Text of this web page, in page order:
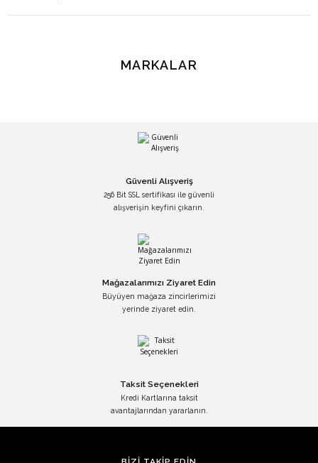
MARKALAR
Güvenli Alışveriş
256 Bit SSL sertifikası ile güvenli
alışverişin keyfini çıkarın.
Mağazalarımızı Ziyaret Edin
Büyüyen mağaza zincirlerimizi
yerinde ziyaret edin.
Taksit Seçenekleri
Kredi Kartlarına taksit
avantajlarından yararlanın.